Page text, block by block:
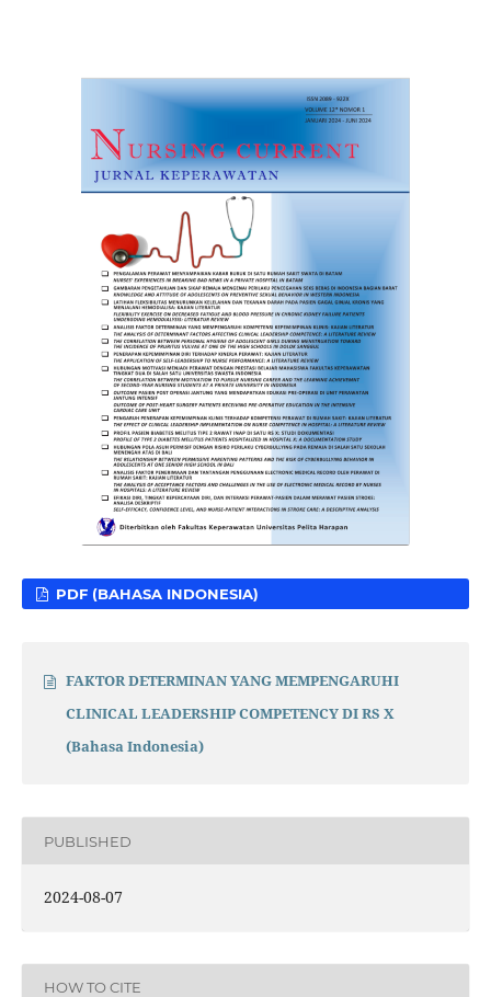
PDF (BAHASA INDONESIA)
FAKTOR DETERMINAN YANG MEMPENGARUHI
CLINICAL LEADERSHIP COMPETENCY DI RS X
(Bahasa Indonesia)
PUBLISHED
2024-08-07
HOW TO CITE